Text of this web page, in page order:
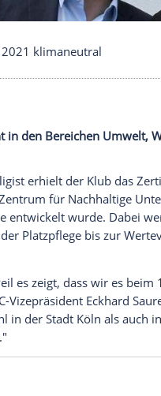
- ab 2021
in den
Bundesligist erhielt
vom Zentrum für